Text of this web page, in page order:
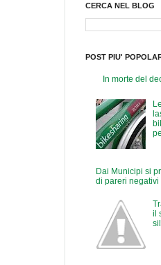
CERCA NEL BLOG
POST PIU'
In morte del
Dai Municipi si
di pareri negativi
il